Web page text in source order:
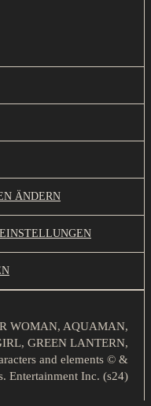
ÄNDERN
WOMAN, AQUAMAN,
GREEN LANTERN,
and elements © &
Entertainment Inc. (s24)